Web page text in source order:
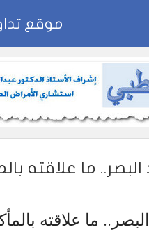
موقع
ما علاقته
ما علاقته